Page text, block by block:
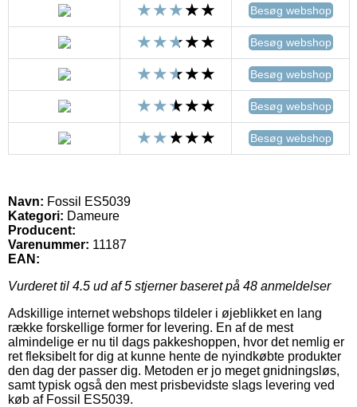
Besøg webshop
Besøg webshop
Besøg webshop
Besøg webshop
Besøg webshop
Navn: Fossil ES5039
Kategori: Dameure
Producent:
Varenummer: 11187
EAN:
Vurderet til 4.5 ud af 5 stjerner baseret på 48 anmeldelser
Adskillige internet webshops tildeler i øjeblikket en lang
række forskellige former for levering. En af de mest
almindelige er nu til dags pakkeshoppen, hvor det nemlig er
ret fleksibelt for dig at kunne hente de nyindkøbte produkter
den dag der passer dig. Metoden er jo meget gnidningsløs,
samt typisk også den mest prisbevidste slags levering ved
køb af Fossil ES5039.